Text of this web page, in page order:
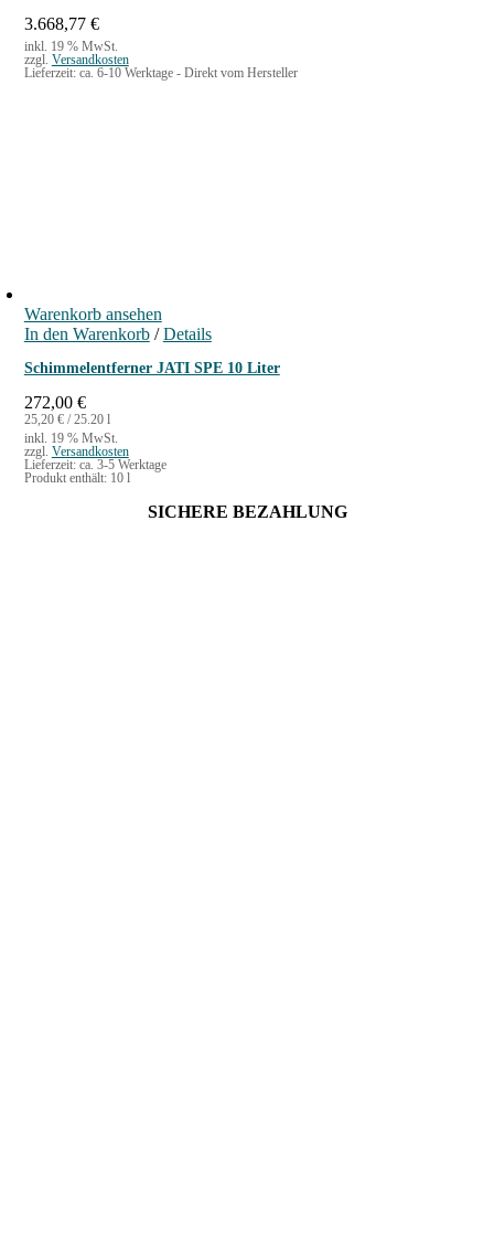
3.668,77 €
inkl. 19 % MwSt.
zzgl. Versandkosten
Lieferzeit: ca. 6-10 Werktage - Direkt vom Hersteller
Warenkorb ansehen
In den Warenkorb / Details
Schimmelentferner JATI SPE 10 Liter
272,00 €
25,20 €/25.20 l
inkl. 19 % MwSt.
zzgl. Versandkosten
Lieferzeit: ca. 3-5 Werktage
Produkt enthält: 10 l
SICHERE BEZAHLUNG